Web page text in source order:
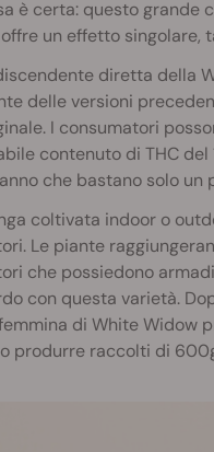
è certa: questo grande
un effetto singolare,
diretta della
delle versioni
I consumatori
contenuto di THC del
che bastano solo un
coltivata indoor o
Le piante
che possiedono
con questa varietà.
di White Widow
produrre raccolti di